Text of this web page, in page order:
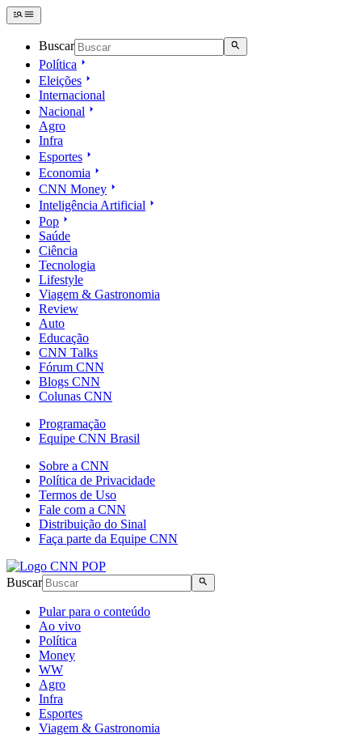
Buscar
Política
Eleições
Internacional
Nacional
Agro
Infra
Esportes
Economia
CNN Money
Inteligência Artificial
Pop
Saúde
Ciência
Tecnologia
Lifestyle
Viagem & Gastronomia
Review
Auto
Educação
CNN Talks
Fórum CNN
Blogs CNN
Colunas CNN
Programação
Equipe CNN Brasil
Sobre a CNN
Política de Privacidade
Termos de Uso
Fale com a CNN
Distribuição do Sinal
Faça parte da Equipe CNN
Buscar
Pular para o conteúdo
Ao vivo
Política
Money
WW
Agro
Infra
Esportes
Viagem & Gastronomia